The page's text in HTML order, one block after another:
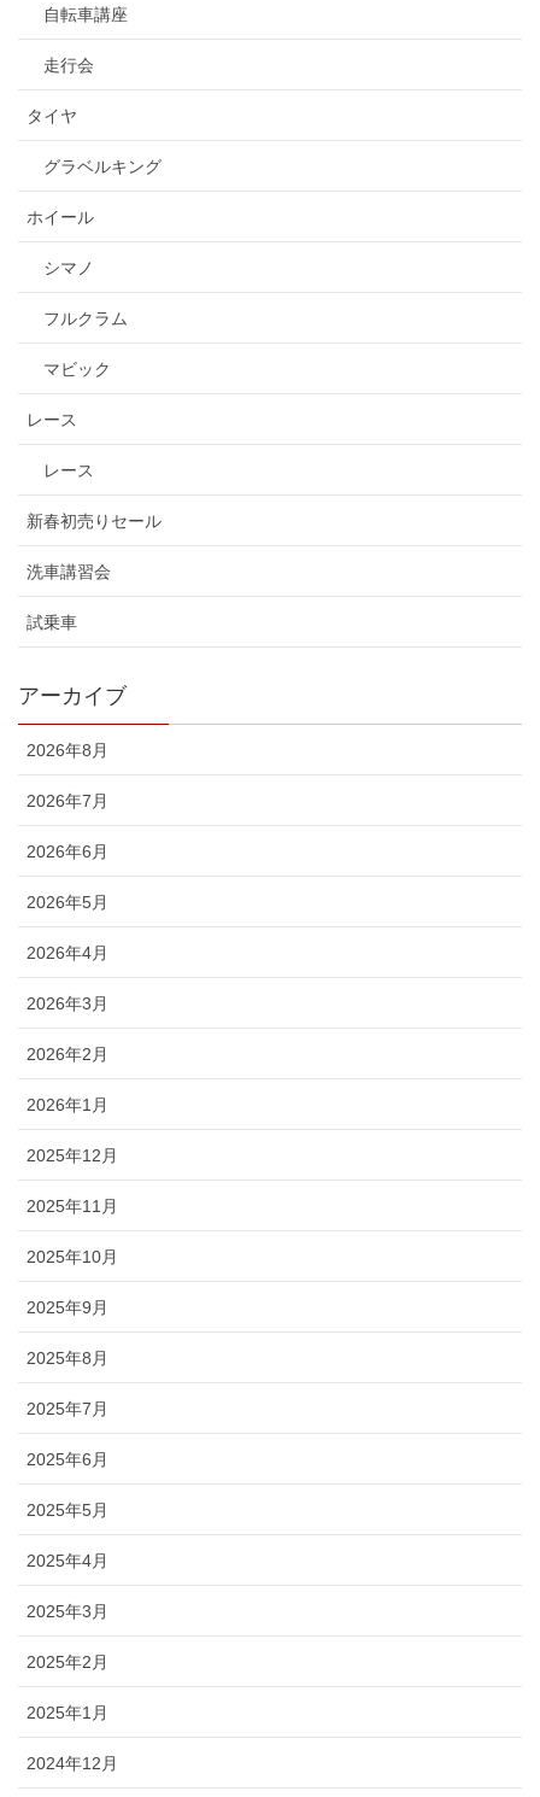
自転車講座
走行会
タイヤ
グラベルキング
ホイール
シマノ
フルクラム
マビック
レース
レース
新春初売りセール
洗車講習会
試乗車
アーカイブ
2026年8月
2026年7月
2026年6月
2026年5月
2026年4月
2026年3月
2026年2月
2026年1月
2025年12月
2025年11月
2025年10月
2025年9月
2025年8月
2025年7月
2025年6月
2025年5月
2025年4月
2025年3月
2025年2月
2025年1月
2024年12月